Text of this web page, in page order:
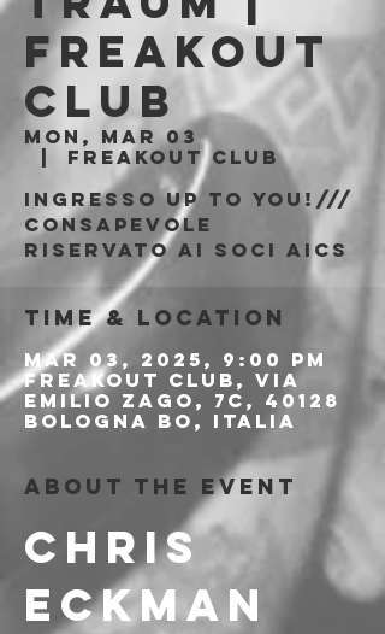
Freakout
Club
Mon, Mar 03
Freakout Club
Ingresso Up to You!///
consapevole
riservato ai soci aics
Time & Location
Mar 03, 2025, 9:00 PM
Freakout Club, Via
Emilio Zago, 7c, 40128
Bologna BO, Italia
About the event
CHRIS
ECKMAN